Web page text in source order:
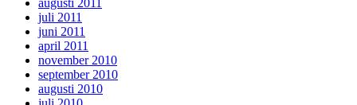
augusti 2011
juli 2011
juni 2011
april 2011
november 2010
september 2010
augusti 2010